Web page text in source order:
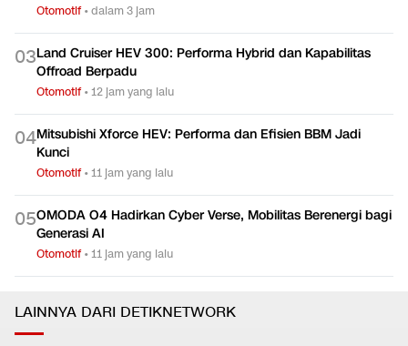
Otomotif•dalam 3 jam
03Land Cruiser HEV 300: Performa Hybrid dan Kapabilitas
Offroad Berpadu
Otomotif•12 jam yang lalu
04Mitsubishi Xforce HEV: Performa dan Efisien BBM Jadi
Kunci
Otomotif•11 jam yang lalu
05OMODA O4 Hadirkan Cyber Verse, Mobilitas Berenergi bagi
Generasi AI
Otomotif•11 jam yang lalu
LAINNYA DARI DETIKNETWORK